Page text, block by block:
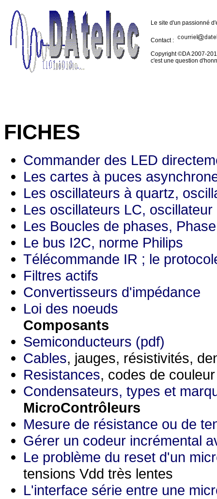
Le site d'un passionné
Contact :
Copyright ©DA 2007-
c'est une question
FICHES
Commander des LED
Les cartes à puces
Les oscillateurs à quartz,
Les oscillateurs LC, oscillateur
Les Boucles de phases,
Le bus I2C, norme Philips
Télécommande IR ; le
Filtres actifs
Convertisseurs d'impédance
Loi des noeuds
Composants
Semiconducteurs (pdf)
Cables, jauges, résistivités,
Resistances, codes de
Condensateurs, types et
MicroContrôleurs
Mesure de résistance ou de
Gérer un codeur incrémental
Le problème du reset d'un
tensions Vdd très lentes
L'interface série entre une